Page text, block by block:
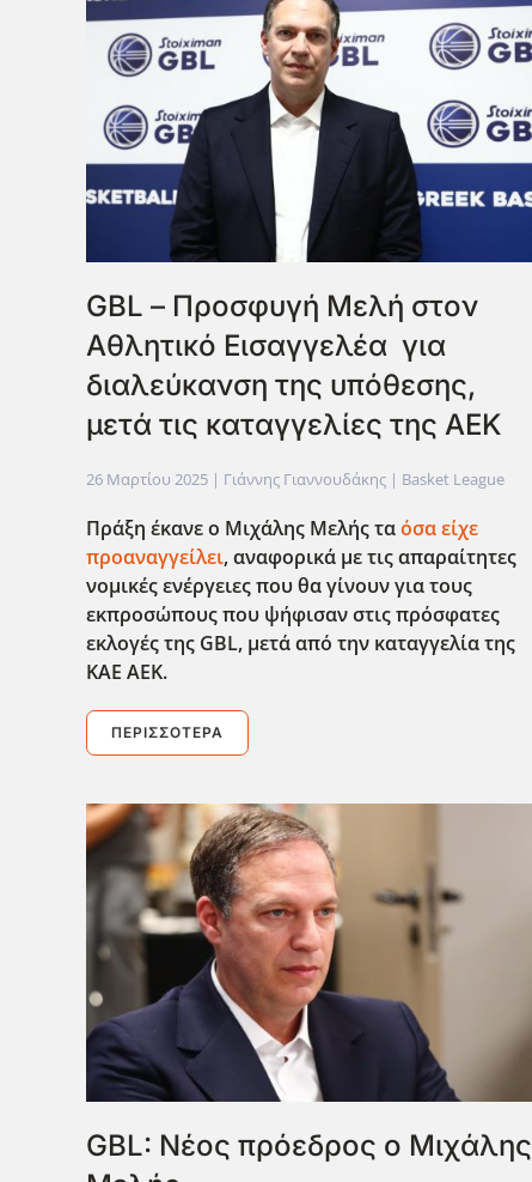
GBL – Προσφυγή Μελή στον
Αθλητικό Εισαγγελέα για
διαλεύκανση της υπόθεσης,
μετά τις καταγγελίες της ΑΕΚ
26 Μαρτίου 2025 | Γιάννης Γιαννουδάκης | Basket League
Πράξη έκανε ο Μιχάλης Μελής ταόσα είχε
προαναγγείλει, αναφορικά με τις απαραίτητες
νομικές ενέργειες που θα γίνουν για τους
εκπροσώπους που ψήφισαν στις πρόσφατες
εκλογές της GBL, μετά από την καταγγελία της
ΚΑΕ ΑΕΚ.
ΠΕΡΙΣΣΌΤΕΡΑ
GBL: Νέος πρόεδρος ο Μιχάλης